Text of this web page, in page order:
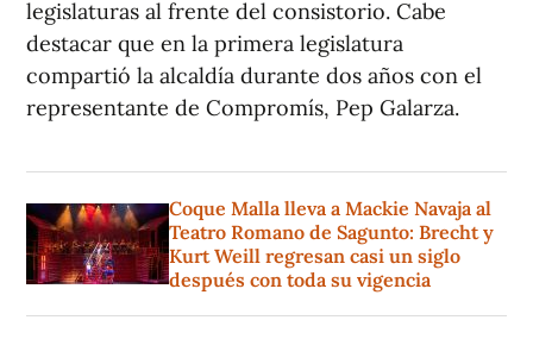
legislaturas al frente del consistorio. Cabe
destacar que en la primera legislatura
compartió la alcaldía durante dos años con el
representante de Compromís, Pep Galarza.
Coque Malla lleva a Mackie Navaja al
Teatro Romano de Sagunto: Brecht y
Kurt Weill regresan casi un siglo
después con toda su vigencia